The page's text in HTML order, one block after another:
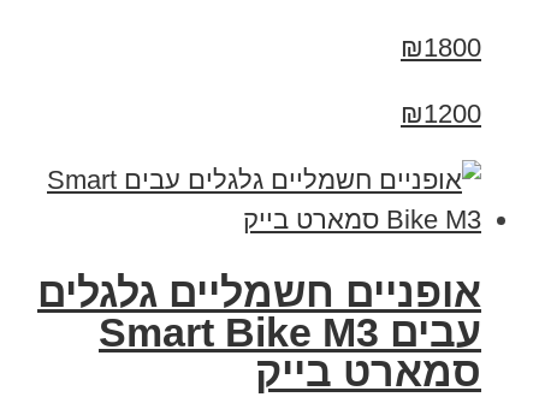
₪1800
₪1200
אופניים חשמליים גלגלים
עבים Smart Bike M3
סמארט בייק